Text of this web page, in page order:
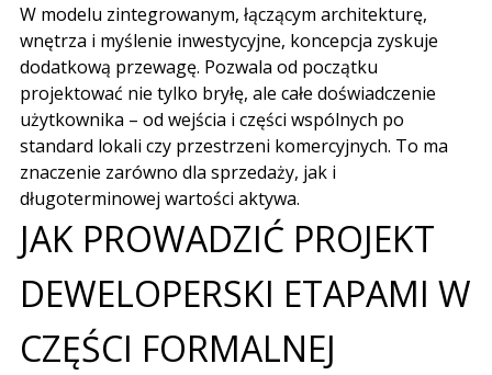
W modelu zintegrowanym, łączącym architekturę,
wnętrza i myślenie inwestycyjne, koncepcja zyskuje
dodatkową przewagę. Pozwala od początku
projektować nie tylko bryłę, ale całe doświadczenie
użytkownika – od wejścia i części wspólnych po
standard lokali czy przestrzeni komercyjnych. To ma
znaczenie zarówno dla sprzedaży, jak i
długoterminowej wartości aktywa.
JAK PROWADZIĆ PROJEKT
DEWELOPERSKI ETAPAMI W
CZĘŚCI FORMALNEJ